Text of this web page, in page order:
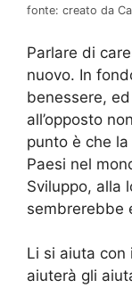
fonte: creato da
Parlare di
nuovo. In
benessere,
all’opposto
punto è che
Paesi nel
Sviluppo, alla
sembrerebbe
Li si aiuta con
aiuterà gli